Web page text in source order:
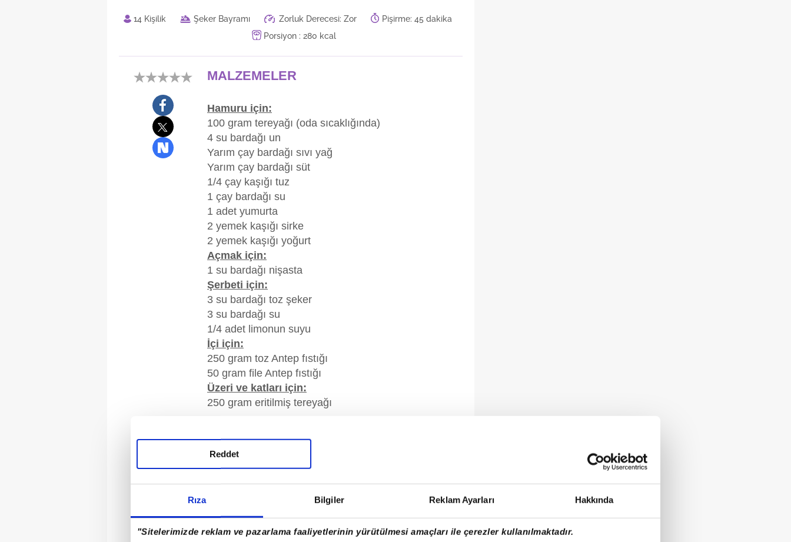
Rıza Bilgiler Reklam Ayarları Hakkında
"Sitelerimizde reklam ve pazarlama faaliyetlerinin yürütülmesi amaçları ile çerezler kullanılmaktadır.
Reddet
14 Kişilik Şeker Bayramı Zorluk Derecesi: Zor Pişirme: 45 dakika
Porsiyon : 280 kcal
MALZEMELER
Hamuru için:
100 gram tereyağı (oda sıcaklığında)
4 su bardağı un
Yarım çay bardağı sıvı yağ
Yarım çay bardağı süt
1/4 çay kaşığı tuz
1 çay bardağı su
1 adet yumurta
2 yemek kaşığı sirke
2 yemek kaşığı yoğurt
Açmak için:
1 su bardağı nişasta
Şerbeti için:
3 su bardağı toz şeker
3 su bardağı su
1/4 adet limonun suyu
İçi için:
250 gram toz Antep fıstığı
50 gram file Antep fıstığı
Üzeri ve katları için:
250 gram eritilmiş tereyağı
AŞÇININ NOTU
İyi bir baklava yapmak için dikkat etmeniz gereken tek
şey baklava hamurudur. Cevizli ya da fıstıklı fark
etmeksizin baklava hamurunuzun gazete kağıdı
inceliğinde olması önemlidir. Şerbeti koyarken şerbetin
de tatlının da sıcak olması, baklavanın